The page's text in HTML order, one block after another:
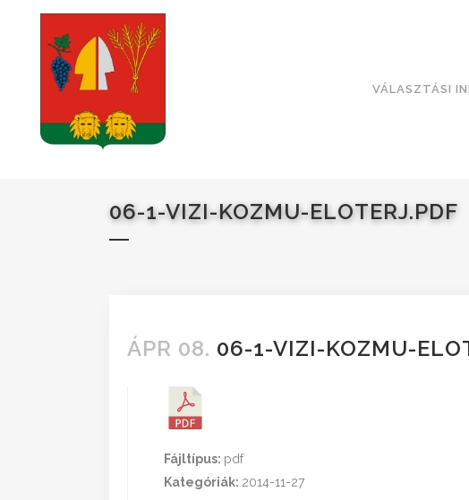
VÁLASZTÁSI
06-1-VIZI-KOZMU-ELOTERJ.PDF
ÁPR 08. 06-1-VIZI-KOZMU-
Fájltípus: pdf
Kategóriák: 2014-11-27